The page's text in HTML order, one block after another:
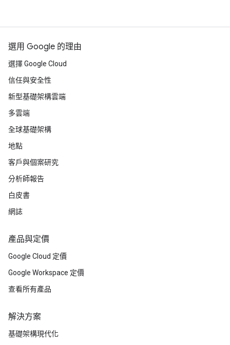
選用 Google 的理由
選擇 Google Cloud
信任與安全性
新型基礎架構雲端
多雲端
全球基礎架構
地點
客戶與個案研究
分析師報告
白皮書
網誌
產品與定價
Google Cloud 定價
Google Workspace 定價
查看所有產品
解決方案
基礎架構現代化